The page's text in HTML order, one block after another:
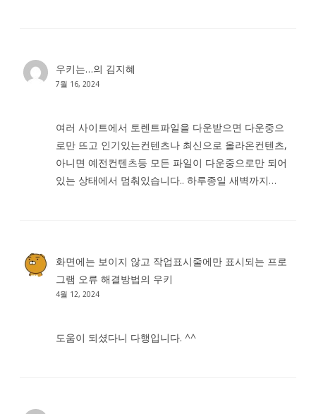
우키는…의 김지혜
7월 16, 2024
여러 사이트에서 토렌트파일을 다운받으면 다운중으
로만 뜨고 인기있는컨텐츠나 최신으로 올라온컨텐츠,
아니면 예전컨텐츠등 모든 파일이 다운중으로만 되어
있는 상태에서 멈춰있습니다.. 하루종일 새벽까지…
화면에는 보이지 않고 작업표시줄에만 표시되는 프로
그램 오류 해결방법의 우키
4월 12, 2024
도움이 되셨다니 다행입니다. ^^